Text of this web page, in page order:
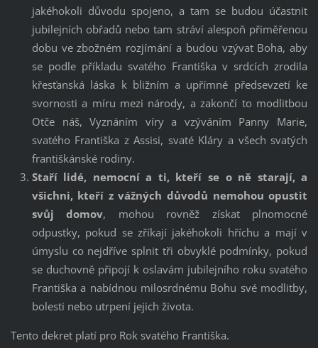
jakéhokoli důvodu spojeno, a tam se budou účastnit
jubilejních obřadů nebo tam stráví alespoň přiměřenou
dobu ve zbožném rozjímání a budou vzývat Boha, aby
se podle příkladu svatého Františka v srdcích zrodila
křesťanská láska k bližním a upřímné předsevzetí ke
svornosti a míru mezi národy, a zakončí to modlitbou
Otče náš, Vyznáním víry a vzýváním Panny Marie,
svatého Františka z Assisi, svaté Kláry a všech svatých
františkánské rodiny.
Staří lidé, nemocní a ti, kteří se o ně starají, a
všichni, kteří z vážných důvodů nemohou opustit
svůj domov, mohou rovněž získat plnomocné
odpustky, pokud se zříkají jakéhokoli hříchu a mají v
úmyslu co nejdříve splnit tři obvyklé podmínky, pokud
se duchovně připojí k oslavám jubilejního roku svatého
Františka a nabídnou milosrdnému Bohu své modlitby,
bolesti nebo utrpení jejich života.
Tento dekret platí pro Rok svatého Františka.